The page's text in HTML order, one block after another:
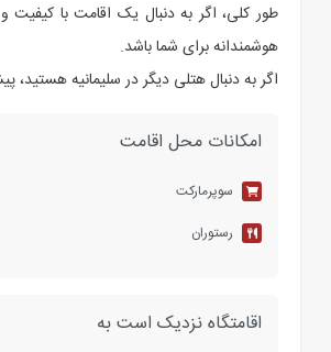
طور کلی، اگر به دنبال یک اقامت با
هوشمندانه برای شما باشد.
اگر به دنبال هتلی دیگر در سلیمانیه هستید،
امکانات محل اقامت
سوپرمارکت
رستوران
اقامتگاه نزدیک است به